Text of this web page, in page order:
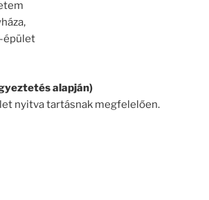
épület
alapján)
nyitva tartásnak megfelelően.